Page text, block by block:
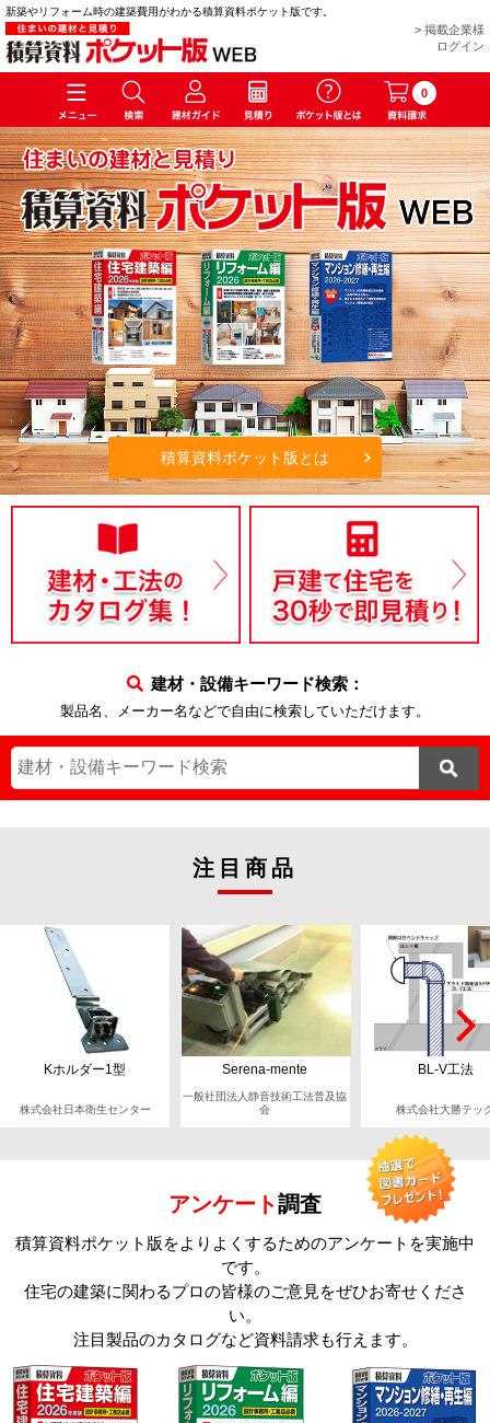
新築やリフォーム時の建築費用がわかる積算資料ポケット版です。
> 掲載企業様
ログイン
0
積算資料ポケット版とは
建材・設備キーワード検索：
製品名、メーカー名などで自由に検索していただけます。
注目商品
Kホルダー1型
株式会社日本衛生センター
Serena-mente
一般社団法人静音技術工法普及協
会
BL-V工法
株式会社大勝テッ
アンケート調査
積算資料ポケット版をよりよくするためのアンケートを実施中
です。
住宅の建築に関わるプロの皆様のご意見をぜひお寄せくださ
い。
注目製品のカタログなど資料請求も行えます。